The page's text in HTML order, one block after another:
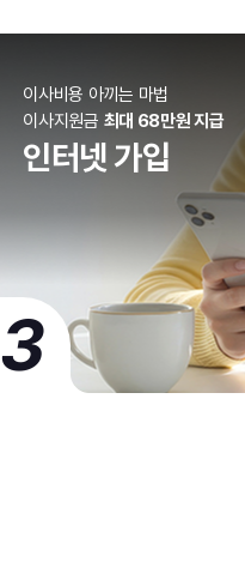
이사비용 아끼는 마법
이사지원금 최대 68만원 지급
인터넷 가입
3